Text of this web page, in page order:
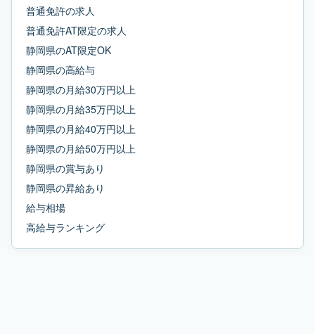
普通免許の求人
普通免許AT限定の求人
静岡県のAT限定OK
静岡県の高給与
静岡県の月給30万円以上
静岡県の月給35万円以上
静岡県の月給40万円以上
静岡県の月給50万円以上
静岡県の賞与あり
静岡県の昇給あり
給与相場
高給与ランキング